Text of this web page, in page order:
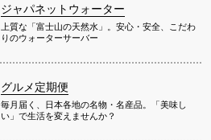
ジャパネットウォーター
上質な「富士山の天然水」。安心・安全、こだわ
りのウォーターサーバー
グルメ定期便
毎月届く、日本各地の名物・名産品。「美味し
い」で生活を変えませんか？